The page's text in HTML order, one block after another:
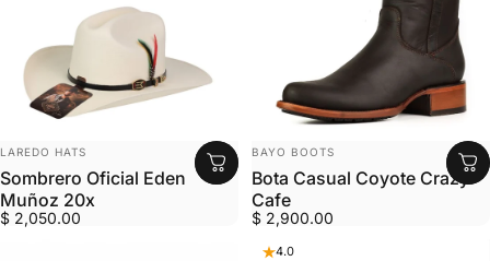
MARCA:
LAREDO HATS
Sombrero Oficial Eden
Muñoz 20x
$ 2,050.00
MARCA:
BAYO BOOTS
Bota Casual Coyote Crazy
Cafe
$ 2,900.00
4.0